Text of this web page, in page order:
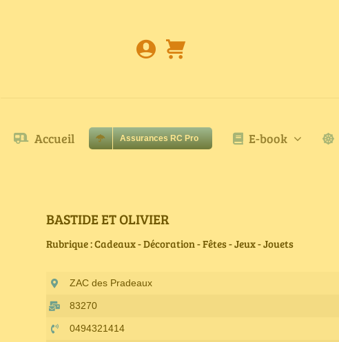
Accueil Assurances RC Pro E-book
BASTIDE ET OLIVIER
Rubrique : Cadeaux - Décoration - Fêtes - Jeux - Jouets
ZAC des Pradeaux
83270
0494321414